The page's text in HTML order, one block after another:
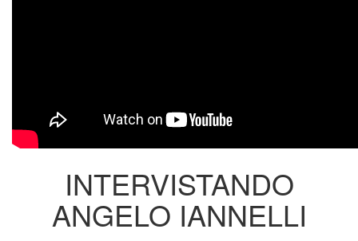
INTERVISTANDO
ANGELO IANNELLI